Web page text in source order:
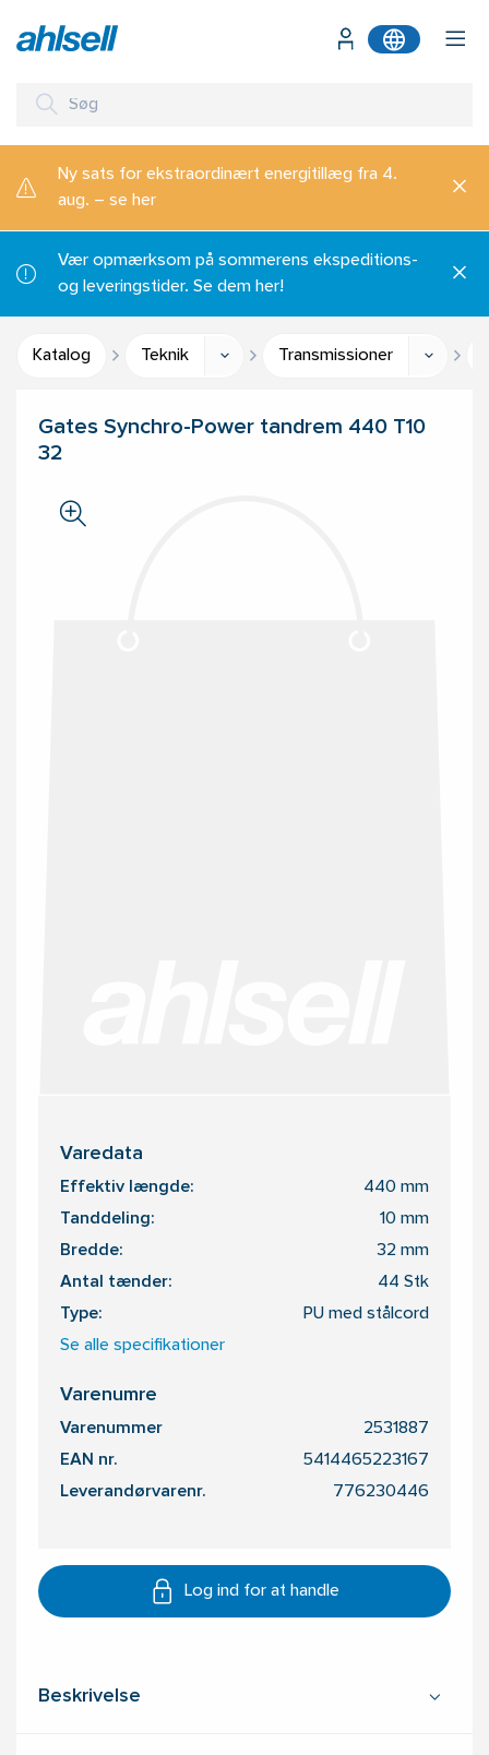
Ny sats for ekstraordinært energitillæg fra 4.
aug. – se her
Vær opmærksom på sommerens ekspeditions-
og leveringstider. Se dem her!
Katalog Teknik Transmissioner
Gates Synchro-Power tandrem 440 T10
32
Varedata
Effektiv længde: 440 mm
Tanddeling: 10 mm
Bredde: 32 mm
Antal tænder: 44 Stk
Type: PU med stålcord
Se alle specifikationer
Varenumre
Varenummer 2531887
EAN nr. 5414465223167
Leverandørvarenr. 776230446
Log ind for at handle
Beskrivelse